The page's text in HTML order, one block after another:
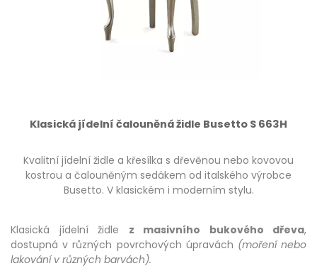
Klasická jídelní čalouněná židle Busetto S 663H
Kvalitní jídelní židle a křesílka s dřevěnou nebo kovovou
kostrou a čalouněným sedákem od italského výrobce
Busetto. V klasickém i moderním stylu.
Klasická jídelní židle z masivního bukového dřeva,
dostupná v různých povrchových úpravách (moření nebo
lakování v různých barvách).